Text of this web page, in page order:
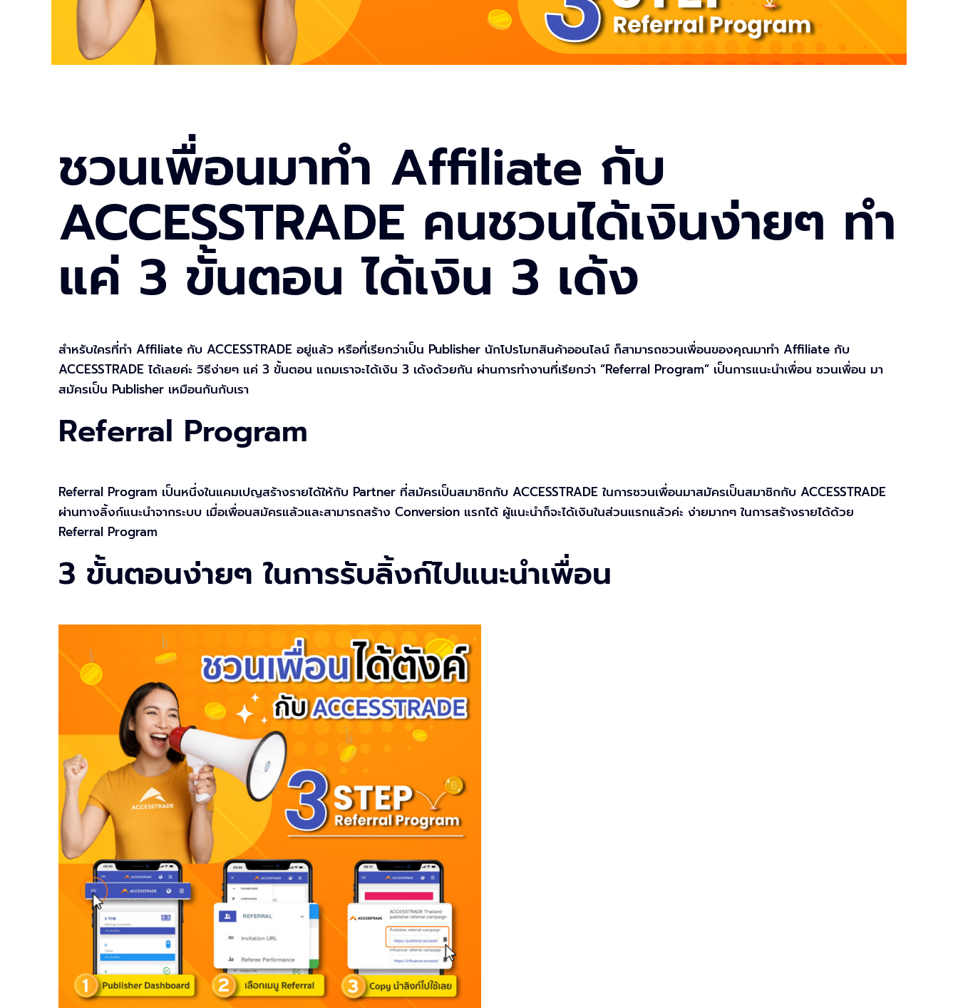
ชวนเพื่อนมาทำ Affiliate กับ
ACCESSTRADE คนชวนได้เงินง่ายๆ ทำ
แค่ 3 ขั้นตอน ได้เงิน 3 เด้ง
สำหรับใครที่ทำ Affiliate กับ ACCESSTRADE อยู่แล้ว หรือที่เรียกว่าเป็น Publisher นักโปรโมทสินค้าออนไลน์ ก็สามารถชวนเพื่อนของคุณมาทำ Affiliate กับ
ACCESSTRADE ได้เลยค่ะ วิธีง่ายๆ แค่ 3 ขั้นตอน แถมเราจะได้เงิน 3 เด้งด้วยกัน ผ่านการทำงานที่เรียกว่า “Referral Program” เป็นการแนะนำเพื่อน ชวนเพื่อน มา
สมัครเป็น Publisher เหมือนกันกับเรา
Referral Program
Referral Program เป็นหนึ่งในแคมเปญสร้างรายได้ให้กับ Partner ที่สมัครเป็นสมาชิกกับ ACCESSTRADE ในการชวนเพื่อนมาสมัครเป็นสมาชิกกับ ACCESSTRADE
ผ่านทางลิ้งก์แนะนำจากระบบ เมื่อเพื่อนสมัครแล้วและสามารถสร้าง Conversion แรกได้ ผู้แนะนำก็จะได้เงินในส่วนแรกแล้วค่ะ ง่ายมากๆ ในการสร้างรายได้ด้วย
Referral Program
3 ขั้นตอนง่ายๆ ในการรับลิ้งก์ไปแนะนำเพื่อน